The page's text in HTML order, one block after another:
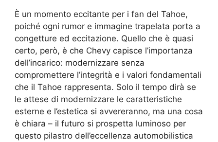
È un momento eccitante per i fan del Tahoe,
poiché ogni rumor e immagine trapelata porta a
congetture ed eccitazione. Quello che è quasi
certo, però, è che Chevy capisce l’importanza
dell’incarico: modernizzare senza
compromettere l’integrità e i valori fondamentali
che il Tahoe rappresenta. Solo il tempo dirà se
le attese di modernizzare le caratteristiche
esterne e l’estetica si avvereranno, ma una cosa
è chiara – il futuro si prospetta luminoso per
questo pilastro dell’eccellenza automobilistica